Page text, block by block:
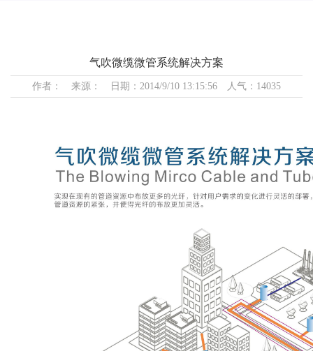
气吹微缆微管系统解决方案
作者： 来源： 日期：2014/9/10 13:15:56 人气：14035